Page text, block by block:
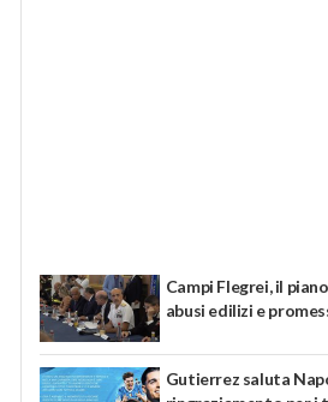
Campi Flegrei, il
abusi edilizi e
Gutierrez saluta